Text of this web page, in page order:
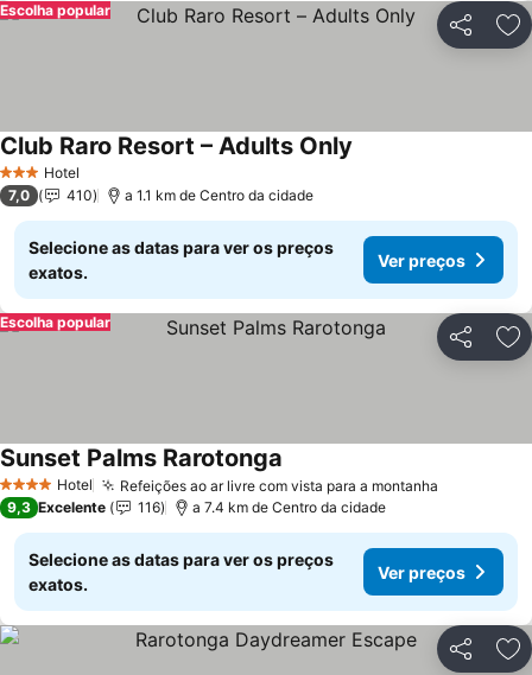
Partilhar
Escolha popular
3 EstrelasHotel
Club Raro Resort – Adults Only
7,0 410 a 1.1 km de Centro da cidade
Selecione as datas para ver os preços
exatos.
Ver preços
Partilhar
Escolha popular
4 EstrelasHotel Refeições ao ar livre com vista para a montanha
Sunset Palms Rarotonga
9,3 Excelente 116 a 7.4 km de Centro da cidade
Selecione as datas para ver os preços
exatos.
Ver preços
Partilhar